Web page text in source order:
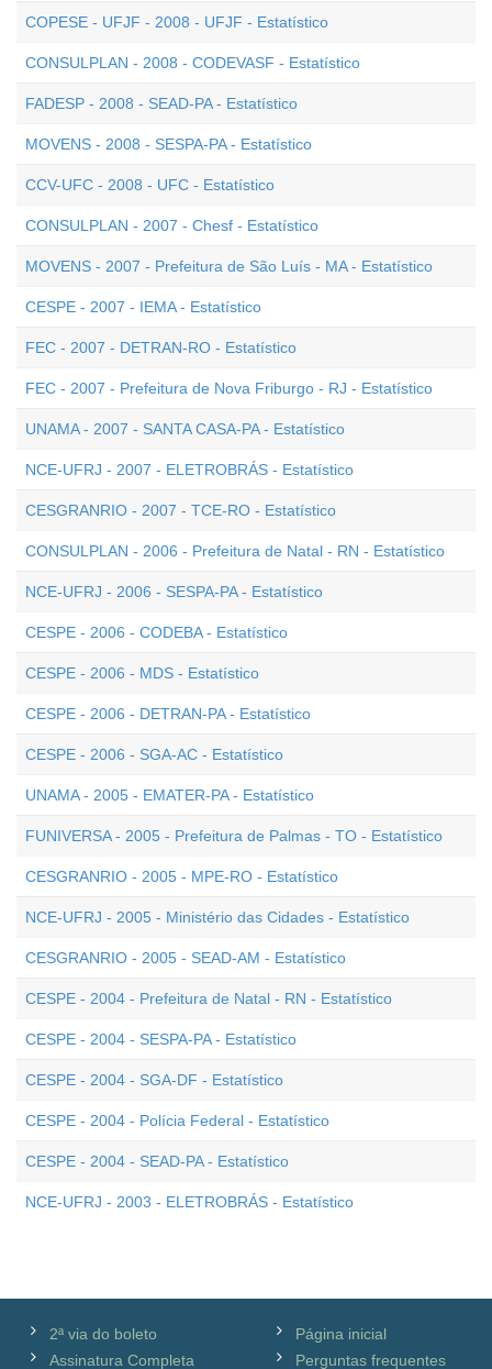
COPESE - UFJF - 2008 - UFJF - Estatístico
CONSULPLAN - 2008 - CODEVASF - Estatístico
FADESP - 2008 - SEAD-PA - Estatístico
MOVENS - 2008 - SESPA-PA - Estatístico
CCV-UFC - 2008 - UFC - Estatístico
CONSULPLAN - 2007 - Chesf - Estatístico
MOVENS - 2007 - Prefeitura de São Luís - MA - Estatístico
CESPE - 2007 - IEMA - Estatístico
FEC - 2007 - DETRAN-RO - Estatístico
FEC - 2007 - Prefeitura de Nova Friburgo - RJ - Estatístico
UNAMA - 2007 - SANTA CASA-PA - Estatístico
NCE-UFRJ - 2007 - ELETROBRÁS - Estatístico
CESGRANRIO - 2007 - TCE-RO - Estatístico
CONSULPLAN - 2006 - Prefeitura de Natal - RN - Estatístico
NCE-UFRJ - 2006 - SESPA-PA - Estatístico
CESPE - 2006 - CODEBA - Estatístico
CESPE - 2006 - MDS - Estatístico
CESPE - 2006 - DETRAN-PA - Estatístico
CESPE - 2006 - SGA-AC - Estatístico
UNAMA - 2005 - EMATER-PA - Estatístico
FUNIVERSA - 2005 - Prefeitura de Palmas - TO - Estatístico
CESGRANRIO - 2005 - MPE-RO - Estatístico
NCE-UFRJ - 2005 - Ministério das Cidades - Estatístico
CESGRANRIO - 2005 - SEAD-AM - Estatístico
CESPE - 2004 - Prefeitura de Natal - RN - Estatístico
CESPE - 2004 - SESPA-PA - Estatístico
CESPE - 2004 - SGA-DF - Estatístico
CESPE - 2004 - Polícia Federal - Estatístico
CESPE - 2004 - SEAD-PA - Estatístico
NCE-UFRJ - 2003 - ELETROBRÁS - Estatístico
2ª via do boleto
Assinatura Completa
Página inicial
Perguntas frequentes